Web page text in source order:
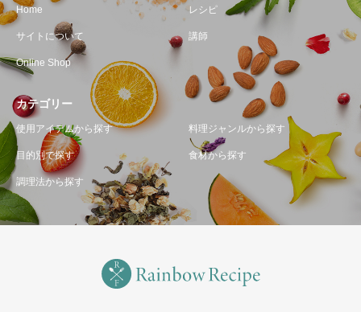
Home レシピ
サイトについて 講師
Online Shop
カテゴリー
使用アイテムから探す 料理ジャンルから探す
目的別で探す 食材から探す
調理法から探す